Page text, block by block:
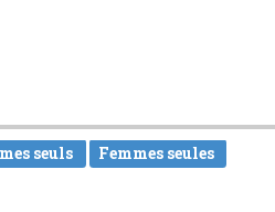
seuls Femmes seules